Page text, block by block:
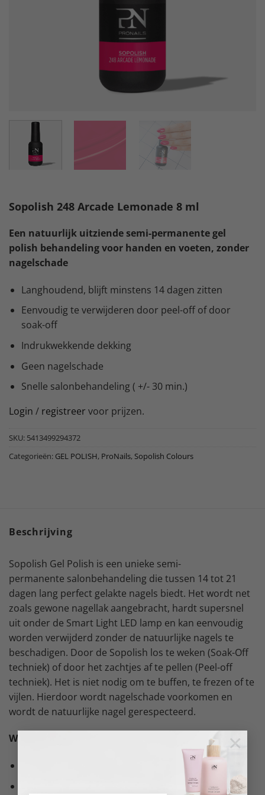
×
Sopolish 248 Arcade Lemonade 8 ml
Een natuurlijk uitziende semi-permanente gel
polish behandeling voor handen en voeten, zonder
nagelschade
Langhoudend, blijft minstens 14 dagen zitten
Eenvoudig te verwijderen door peel-off of door
soak-off
Indrukwekkende dekking
Geen nagelschade
Snelle salonbehandeling ( +/- 30 min.)
Login / registreer voor prijzen.
SKU: 5413499294372
Categorieën: GEL POLISH, ProNails, Sopolish Colours
Beschrijving
Sopolish Gel Polish is een unieke semi-
permanente salonbehandeling die tussen 14 tot 21
dagen lang perfect gelakte nagels biedt. Het wordt net
zoals gewone nagellak aangebracht, hardt supersnel
uit onder de Smart Light LED lamp en kan eenvoudig
worden verwijderd zonder de natuurlijke nagels te
beschadigen. Door de Sopolish los te weken (Soak-Off
techniek) of door het zachtjes af te pellen (Peel-off
techniek). Het is niet nodig om te buffen, te frezen of te
vijlen. Hierdoor wordt nagelschade voorkomen en
wordt de natuurlijke nagel gerespecteerd.
Wat is het?